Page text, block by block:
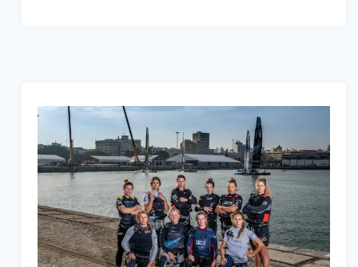
ZURÜCK,
GILES
SCOTT
ÜBERNIMMT
!